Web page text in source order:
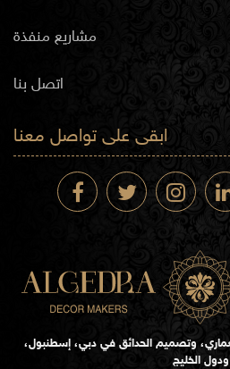
مشاريع منفذة
اتصل بنا
ابقى على تواصل معنا
وتصميم الحدائق في دبي، إسطنبول،
ودول الخليج